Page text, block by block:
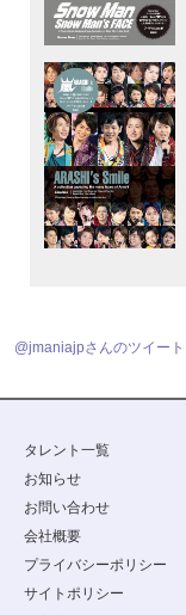
@jmaniajpさんのツイート
タレント一覧
お知らせ
お問い合わせ
会社概要
プライバシーポリシー
サイトポリシー